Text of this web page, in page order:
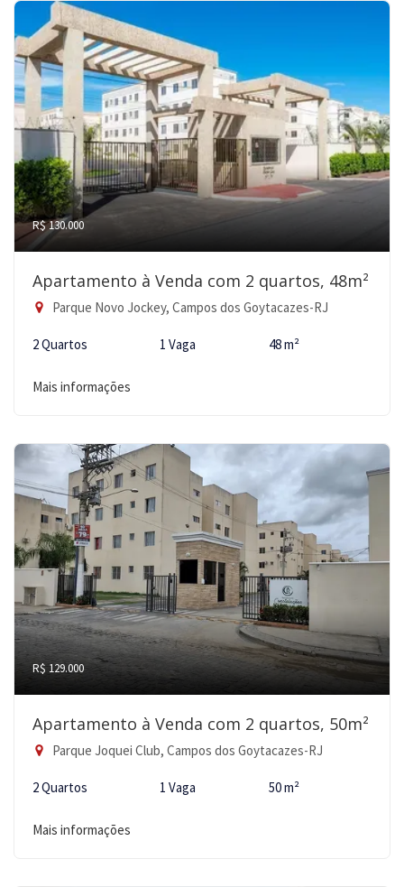
R$ 130.000
Apartamento à Venda com 2 quartos, 48m²
Parque Novo Jockey, Campos dos Goytacazes-RJ
2 Quartos 1 Vaga 48 m²
Mais informações
R$ 129.000
Apartamento à Venda com 2 quartos, 50m²
Parque Joquei Club, Campos dos Goytacazes-RJ
2 Quartos 1 Vaga 50 m²
Mais informações